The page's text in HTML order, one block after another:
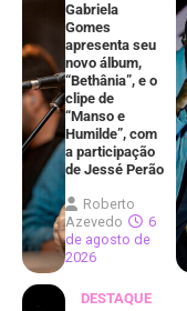
Gabriela
Gomes
apresenta seu
novo álbum,
“Bethânia”, e o
clipe de
“Manso e
Humilde”, com
a participação
de Jessé Perão
Roberto
Azevedo
6
de agosto de
2026
DESTAQUE